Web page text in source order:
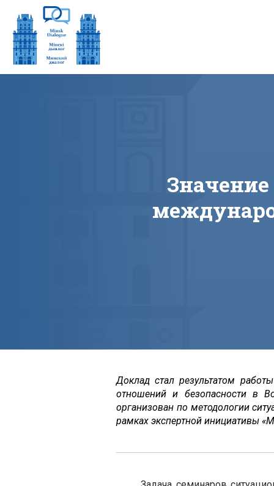
Доклад стал результатом
отношений и безопасности в
организован по методологии
рамках экспертной инициативы